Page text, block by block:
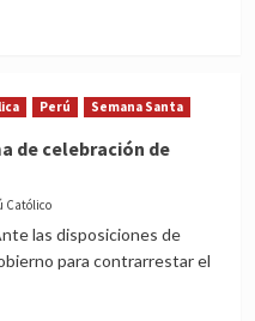
Perú Semana Santa
de celebración de
Católico
las disposiciones de
para contrarrestar el